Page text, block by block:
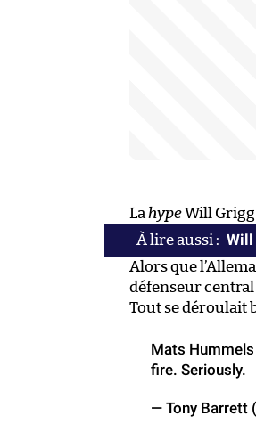
La hypeWill Grigg
Will
Alors que
défenseur central
Tout se déroulait
Mats
fire. Seriously.
— Tony Barrett